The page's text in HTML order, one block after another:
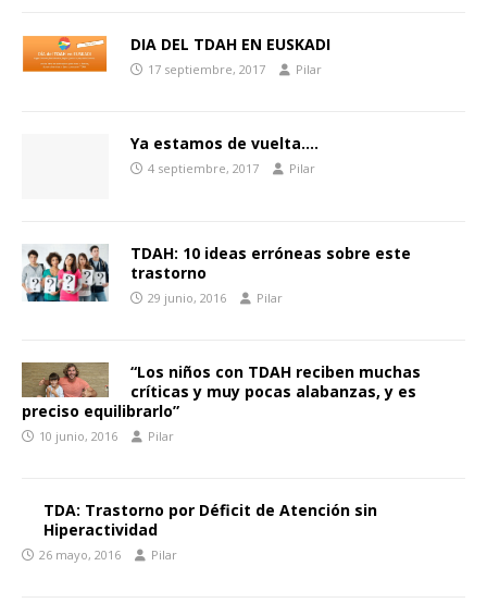
DIA DEL TDAH EN EUSKADI
17 septiembre, 2017 Pilar
Ya estamos de vuelta….
4 septiembre, 2017 Pilar
TDAH: 10 ideas erróneas sobre este
trastorno
29 junio, 2016 Pilar
“Los niños con TDAH reciben muchas
críticas y muy pocas alabanzas, y es
preciso equilibrarlo”
10 junio, 2016 Pilar
TDA: Trastorno por Déficit de Atención sin
Hiperactividad
26 mayo, 2016 Pilar